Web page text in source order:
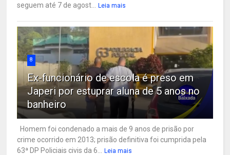
seguem até 7 de agost...
Leia mais
8
Ex-funcionário de escola é preso em
Japeri por estuprar aluna de 5 anos no
banheiro
Homem foi condenado a mais de 9 anos de prisão por
crime ocorrido em 2013; prisão definitiva foi cumprida pela
63ª DP Policiais civis da 6...
Leia mais